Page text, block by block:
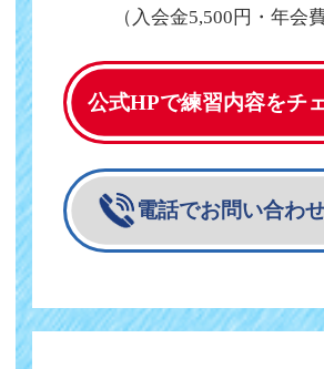
（入会金5,500円・年会
公式HPで練習内容をチ
電話でお問い合わ